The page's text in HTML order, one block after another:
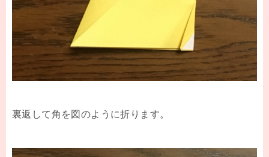
裏返して角を図のように折ります。